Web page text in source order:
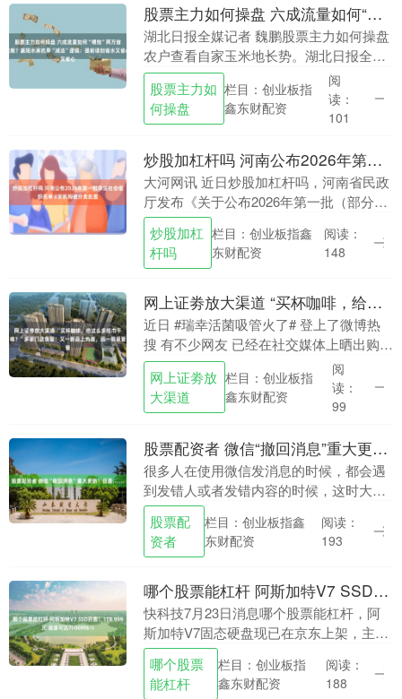
股票主力如何操盘 六成流量如何“喂饱”两万亩秋粮？襄阳水库抗旱“减法”逻辑：提前谋划省水又省心
湖北日报全媒记者 魏鹏股票主力如何操盘
农户查看自家玉米地长势。湖北日报全媒
记者 魏鹏 摄 杨磊介绍渠道水流情况。湖
北日报全媒记者 魏鹏 摄 7月23日12时，....
股票主力如
何操盘
栏目：创业板指
鑫东财配资
阅
读：
101
炒股加杠杆吗 河南公布2026年第一批非法社会组织名单 8家机构被分类处置
大河网讯 近日炒股加杠杆吗，河南省民政
厅发布《关于公布2026年第一批（部分）
非法社会组织名单的公告》，常态化推进
非法社会组织整治工作，向社会公开8家非
法社会组....
炒股加杠
杆吗
栏目：创业板指鑫
东财配资
阅读：
148
网上证劵放大渠道 “买杯咖啡，给这么多纸巾干啥？”多家门店售罄！又一新品上热搜，因一根吸管
近日 #瑞幸活菌吸管火了# 登上了微博热
搜 有不少网友 已经在社交媒体上晒出购买
照片 瑞幸乳酸菌美式走红，出圈的并非咖
啡本身，而是其配备的“百亿活菌吸管”。
该吸....
网上证劵放
大渠道
栏目：创业板指
鑫东财配资
阅
读：
99
股票配资者 微信“撤回消息”重大更新！但是……
很多人在使用微信发消息的时候，都会遇
到发错人或者发错内容的时候，这时大家
就会选择撤回消息。但是撤回后，又会留
下一行灰色的提示字，有人觉得这行字太
影响美观了，有人....
股票配
资者
栏目：创业板指鑫
东财配资
阅读：
193
哪个股票能杠杆 阿斯加特V7 SSD开售！1TB 999元 读速可达7000MB/s
快科技7月23日消息哪个股票能杠杆，阿
斯加特V7固态硬盘现已在京东上架，主打
PCIe 4.0高速存储，连续读取速度最高可
达7000MB/s，1TB版定价999元....
哪个股票
能杠杆
栏目：创业板指
鑫东财配资
阅读：
188